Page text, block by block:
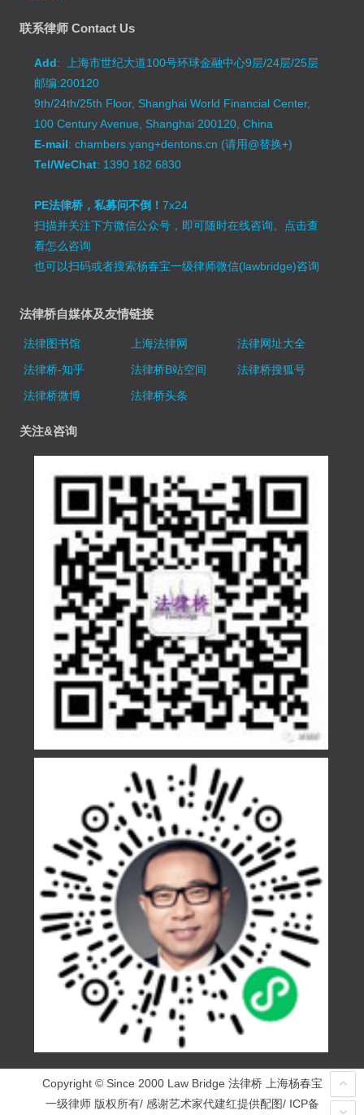
联系律师 Contact Us
Add: 上海市世纪大道100号环球金融中心9层/24层/25层
邮编:200120
9th/24th/25th Floor, Shanghai World Financial Center,
100 Century Avenue, Shanghai 200120, China
E-mail: chambers.yang+dentons.cn (请用@替换+)
Tel/WeChat: 1390 182 6830
PE法律桥，私募问不倒！7x24
扫描并关注下方微信公众号，即可随时在线咨询。 点击查
看怎么咨询
也可以扫码或者搜索杨春宝一级律师微信(lawbridge)咨询
法律桥自媒体及友情链接
法律图书馆 上海法律网
法律网址大全
法律桥-知乎
法律桥B站空间
法律桥搜狐号
法律桥微博
法律桥头条
关注&咨询
Copyright © Since 2000 Law Bridge 法律桥 上海杨春宝
一级律师 版权所有/ 感谢艺术家代建红提供配图/ ICP备